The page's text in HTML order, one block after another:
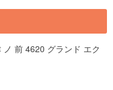
前 4620 グランド エク